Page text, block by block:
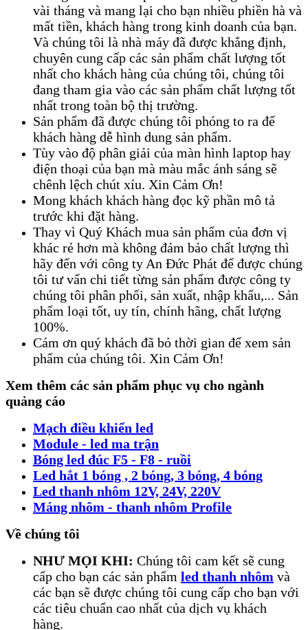
vài tháng và mang lại cho bạn nhiều phiền hà và
mất tiền, khách hàng trong kinh doanh của bạn.
Và chúng tôi là nhà máy đã được khẳng định,
chuyên cung cấp các sản phẩm chất lượng tốt
nhất cho khách hàng của chúng tôi, chúng tôi
đang tham gia vào các sản phẩm chất lượng tốt
nhất trong toàn bộ thị trường.
Sản phẩm đã được chúng tôi phóng to ra để
khách hàng dễ hình dung sản phẩm.
Tùy vào độ phân giải của màn hình laptop hay
điện thoại của bạn mà màu mắc ánh sáng sẽ
chênh lệch chút xíu. Xin Cảm Ơn!
Mong khách khách hàng đọc kỹ phần mô tả
trước khi đặt hàng.
Thay vì Quý Khách mua sản phẩm của đơn vị
khác rẻ hơn mà không đảm bảo chất lượng thì
hãy đến với công ty An Đức Phát để được chúng
tôi tư vấn chi tiết từng sản phẩm được công ty
chúng tôi phân phối, sản xuất, nhập khẩu,... Sản
phẩm loại tốt, uy tín, chính hãng, chất lượng
100%.
Cám ơn quý khách đã bỏ thời gian để xem sản
phẩm của chúng tôi. Xin Cảm Ơn!
Xem thêm các sản phẩm phục vụ cho ngành
quảng cáo
Mạch điều khiển led
Module - led ma trận
Bóng led đúc F5 - F8 - ruồi
Led hắt 1 bóng , 2 bóng, 3 bóng, 4 bóng
Led thanh nhôm 12V, 24V, 220V
Máng nhôm - thanh nhôm Profile
Về chúng tôi
NHƯ MỌI KHI: Chúng tôi cam kết sẽ cung
cấp cho bạn các sản phẩm led thanh nhôm và
các bạn sẽ được chúng tôi cung cấp cho bạn với
các tiêu chuẩn cao nhất của dịch vụ khách
hàng.